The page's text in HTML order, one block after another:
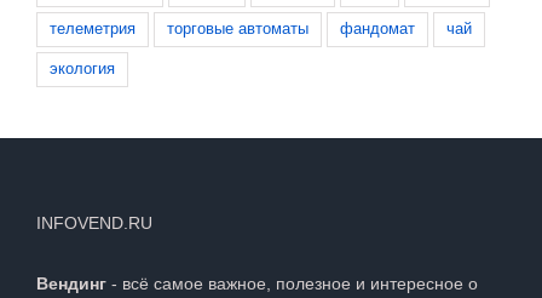
телеметрия торговые автоматы фандомат чай
экология
INFOVEND.RU
Вендинг - всё самое важное, полезное и интересное о